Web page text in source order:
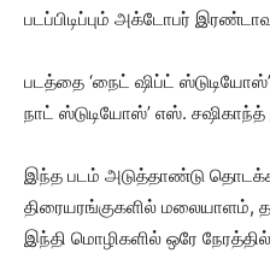
படப்பிடிப்பும் அக்டோபர்
படத்தை ‘நைட் ஷிப்ட்
நாட் ஸ்டுடியோஸ்’ எஸ்.
இந்த படம் அடுத்தாண்டு
திரையரங்குகளில் மலையாளம்,
இந்தி மொழிகளில் ஒரே